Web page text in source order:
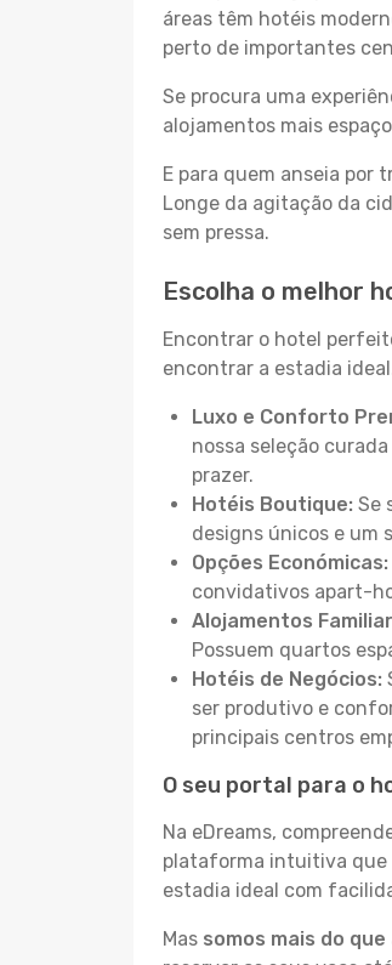
áreas têm hotéis
perto de importantes
Se procura uma
alojamentos mais
E para quem anseia por
Longe da agitação da
sem pressa.
Escolha o melhor
Encontrar o hotel
encontrar a estadia
Luxo e Conforto
nossa seleção
prazer.
Hotéis Boutique: Se
designs únicos e um
Opções Económicas:
convidativos apart-
Alojamentos
Possuem quartos
Hotéis de Negócios:
ser produtivo e
principais centros
O seu portal para o
Na eDreams,
plataforma intuitiva que
estadia ideal com
Mas somos mais do